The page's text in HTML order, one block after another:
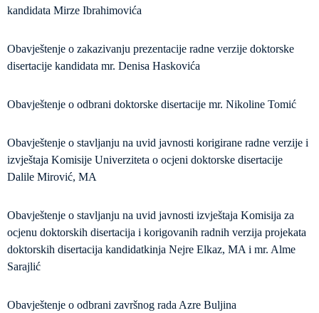
kandidata Mirze Ibrahimovića
Obavještenje o zakazivanju prezentacije radne verzije doktorske
disertacije kandidata mr. Denisa Haskovića
Obavještenje o odbrani doktorske disertacije mr. Nikoline Tomić
Obavještenje o stavljanju na uvid javnosti korigirane radne verzije i
izvještaja Komisije Univerziteta o ocjeni doktorske disertacije
Dalile Mirović, MA
Obavještenje o stavljanju na uvid javnosti izvještaja Komisija za
ocjenu doktorskih disertacija i korigovanih radnih verzija projekata
doktorskih disertacija kandidatkinja Nejre Elkaz, MA i mr. Alme
Sarajlić
Obavještenje o odbrani završnog rada Azre Buljina